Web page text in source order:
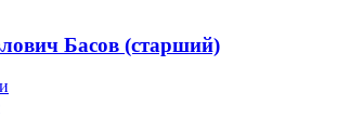
Басов (старший)